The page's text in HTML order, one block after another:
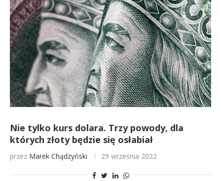
Nie tylko kurs dolara. Trzy powody, dla
których złoty będzie się osłabiał
przez Marek Chądzyński 29 września 2022